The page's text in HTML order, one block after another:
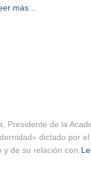
más…
Presidente de la
dictado por el
y de su relación con